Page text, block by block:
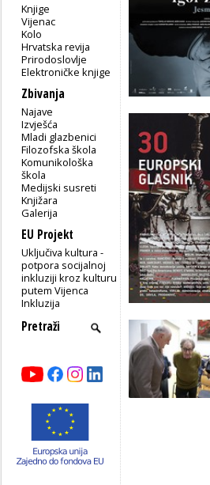
Knjige
Vijenac
Kolo
Hrvatska revija
Prirodoslovlje
Elektroničke knjige
Zbivanja
Najave
Izvješća
Mladi glazbenici
Filozofska škola
Komunikološka
škola
Medijski susreti
Knjižara
Galerija
EU Projekt
Uključiva kultura -
potpora socijalnoj
inkluziji kroz kulturu
putem Vijenca
Inkluzija